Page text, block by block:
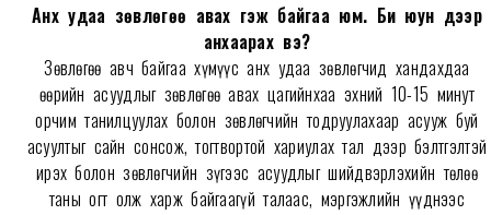
Анх удаа зөвлөгөө авах гэж байгаа юм. Би юун дээр
анхаарах вэ?
Зөвлөгөө авч байгаа хүмүүс анх удаа зөвлөгчид хандахдаа
өөрийн асуудлыг зөвлөгөө авах цагийнхаа эхний 10-15 минут
орчим танилцуулах болон зөвлөгчийн тодруулахаар асууж буй
асуултыг сайн сонсож, тогтвортой хариулах тал дээр бэлтгэлтэй
ирэх болон зөвлөгчийн зүгээс асуудлыг шийдвэрлэхийн төлөө
таны огт олж харж байгаагүй талаас, мэргэжлийн үүднээс